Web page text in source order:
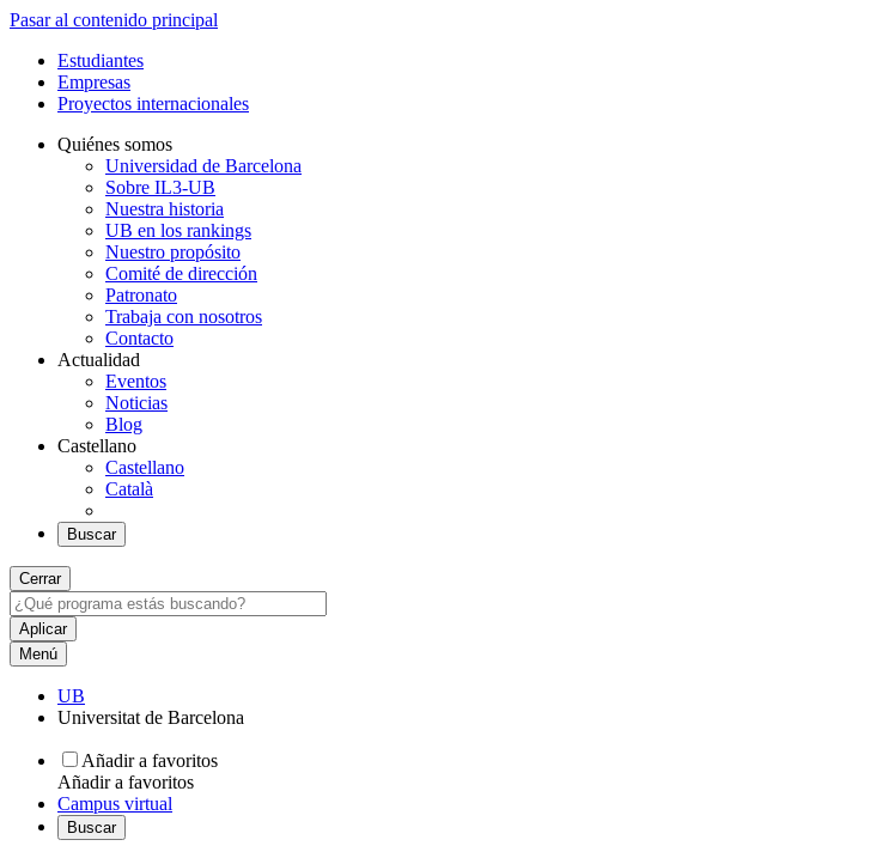
Pasar al contenido principal
Estudiantes
Empresas
Proyectos internacionales
Quiénes somos
Universidad de Barcelona
Sobre IL3-UB
Nuestra historia
UB en los rankings
Nuestro propósito
Comité de dirección
Patronato
Trabaja con nosotros
Contacto
Actualidad
Eventos
Noticias
Blog
Castellano
Castellano
Català
Buscar
Cerrar
Menú
UB
Universitat de Barcelona
Añadir a favoritos
Añadir a favoritos
Campus virtual
Buscar